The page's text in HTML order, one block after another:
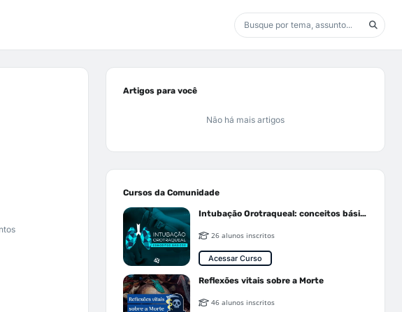
Artigos para você
Não há mais artigos
Cursos da Comunidade
Intubação Orotraqueal: conceitos básicos
26 alunos inscritos
Acessar Curso
Reflexões vitais sobre a Morte
46 alunos inscritos